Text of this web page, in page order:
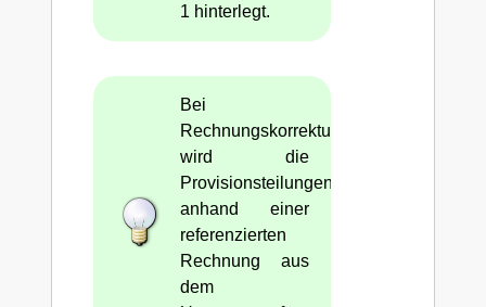
1 hinterlegt.
Bei
Rechnungskorrekturen
wird die
Provisionsteilungen
anhand einer
referenzierten
Rechnung aus
dem